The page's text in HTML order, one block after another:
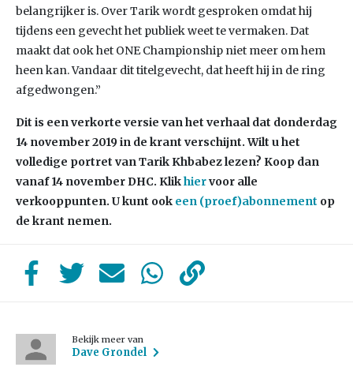
belangrijker is. Over Tarik wordt gesproken omdat hij
tijdens een gevecht het publiek weet te vermaken. Dat
maakt dat ook het ONE Championship niet meer om hem
heen kan. Vandaar dit titelgevecht, dat heeft hij in de ring
afgedwongen.”
Dit is een verkorte versie van het verhaal dat donderdag
14 november 2019 in de krant verschijnt. Wilt u het
volledige portret van Tarik Khbabezlezen? Koop dan
vanaf 14 november DHC. Klikhiervoor alle
verkooppunten. U kunt ook een (proef)abonnement op
de krant nemen.
Bekijk meer van
Dave Grondel